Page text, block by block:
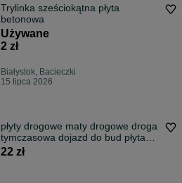
Trylinka sześciokątna płyta
betonowa
Używane
2 zł
Białystok, Bacieczki
15 lipca 2026
płyty drogowe maty drogowe droga
tymczasowa dojazd do bud płyta
chodnikowa zabezpieczenie terenu
22 zł